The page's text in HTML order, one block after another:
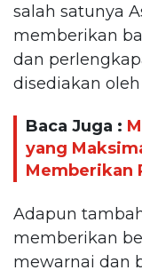
salah satunya
memberikan
dan
disediakan
Baca Juga :
yang
Memberikan
Adapun
memberikan
mewarnai dan